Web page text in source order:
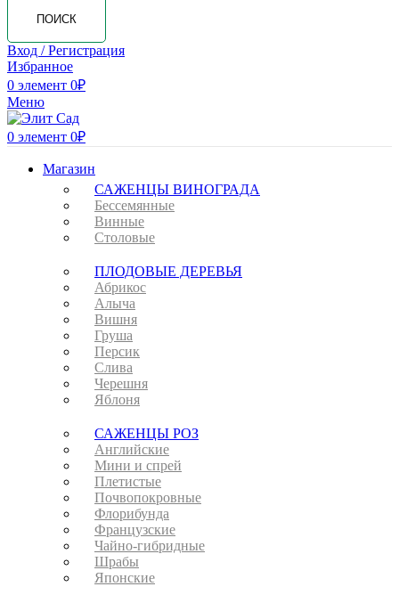
ПОИСК
Вход / Регистрация
Избранное
0 элемент 0₽
Меню
0 элемент 0₽
Магазин
САЖЕНЦЫ ВИНОГРАДА
Бессемянные
Винные
Столовые
ПЛОДОВЫЕ ДЕРЕВЬЯ
Абрикос
Алыча
Вишня
Груша
Персик
Слива
Черешня
Яблоня
САЖЕНЦЫ РОЗ
Английские
Мини и спрей
Плетистые
Почвопокровные
Флорибунда
Французские
Чайно-гибридные
Шрабы
Японские